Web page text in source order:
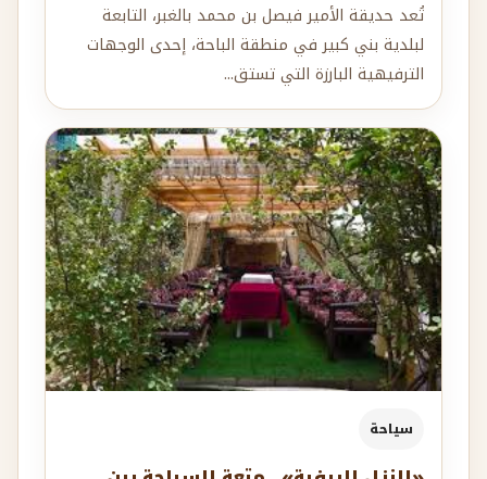
تُعد حديقة الأمير فيصل بن محمد بالغبر، التابعة
لبلدية بني كبير في منطقة الباحة، إحدى الوجهات
الترفيهية البارزة التي تستق...
سياحة